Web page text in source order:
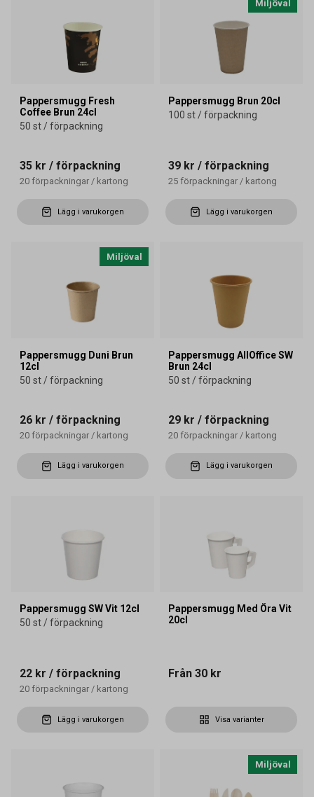
Pappersmugg Fresh
Coffee Brun 24cl
50 st / förpackning
35 kr / förpackning
20 förpackningar / kartong
Lägg i varukorgen
Miljöval
Pappersmugg Brun 20cl
100 st / förpackning
39 kr / förpackning
25 förpackningar / kartong
Lägg i varukorgen
Miljöval
Pappersmugg Duni Brun
12cl
50 st / förpackning
26 kr / förpackning
20 förpackningar / kartong
Lägg i varukorgen
Pappersmugg AllOffice SW
Brun 24cl
50 st / förpackning
29 kr / förpackning
20 förpackningar / kartong
Lägg i varukorgen
Pappersmugg SW Vit 12cl
50 st / förpackning
22 kr / förpackning
20 förpackningar / kartong
Lägg i varukorgen
Pappersmugg Med Öra Vit
20cl
Från 30 kr
Visa varianter
Miljöval